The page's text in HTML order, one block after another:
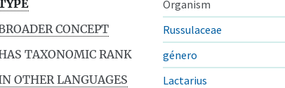
Organism
CONCEPT
Russulaceae
TAXONOMIC RANK
género
OTHER LANGUAGES
Lactarius